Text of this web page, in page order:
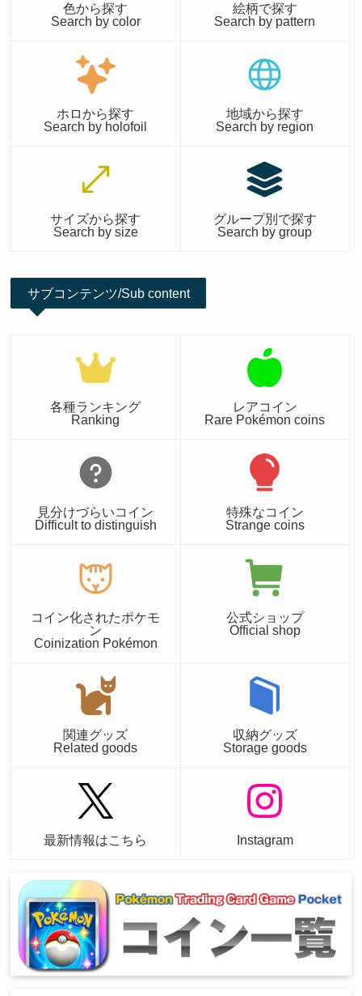
色から探す
Search by color
絵柄で探す
Search by pattern
ホロから探す
Search by holofoil
地域から探す
Search by region
サイズから探す
Search by size
グループ別で探す
Search by group
サブコンテンツ/Sub content
各種ランキング
Ranking
レアコイン
Rare Pokémon coins
見分けづらいコイン
Difficult to distinguish
特殊なコイン
Strange coins
コイン化されたポケモ
ン
Coinization Pokémon
公式ショップ
Official shop
関連グッズ
Related goods
収納グッズ
Storage goods
最新情報はこちら Instagram